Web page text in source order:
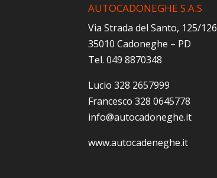
AUTOCADONEGHE S.A.S
Via Strada del Santo, 125/126
35010 Cadoneghe – PD
Tel. 049 8870348
Lucio 328 2657999
Francesco 328 0645778
info@autocadoneghe.it
www.autocadeneghe.it